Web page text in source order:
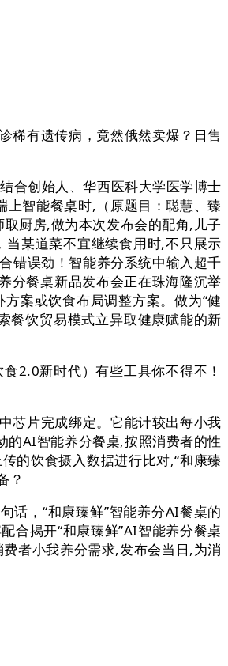
有遗传病，竟然俄然卖爆？日售
合创始人、华西医科大学医学博士
上智能餐桌时,（原题目：聪慧、臻
厨房,做为本次发布会的配角,儿子
某道菜不宜继续食用时,不只展示
错误劲！智能养分系统中输入超千
分餐桌新品发布会正在珠海隆沉举
案或饮食布局调整方案。做为“健
餐饮贸易模式立异取健康赋能的新
2.0新时代）有些工具你不得不！
片完成绑定。它能计较出每小我
的AI智能养分餐桌,按照消费者的性
的饮食摄入数据进行比对,“和康臻
？
，“和康臻鲜”智能养分AI餐桌的
合揭开“和康臻鲜”AI智能养分餐桌
者小我养分需求,发布会当日,为消